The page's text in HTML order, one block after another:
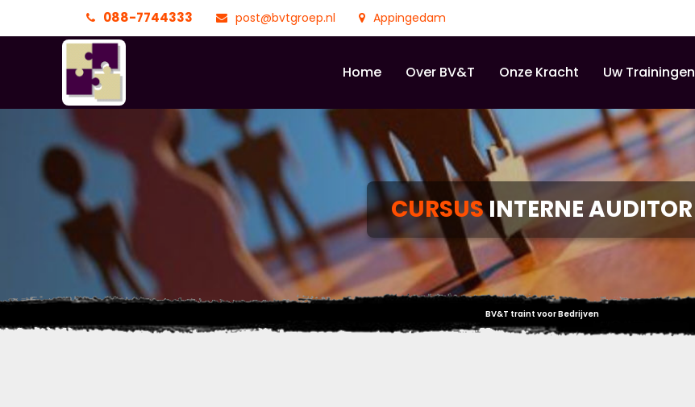
088-7744333 post@bvtgroep.nl Appingedam
Home Over BV&T Onze Kracht Uw Trainingen
CURSUSINTERNE AUDITOR
BV&T traint voor Bedrijven